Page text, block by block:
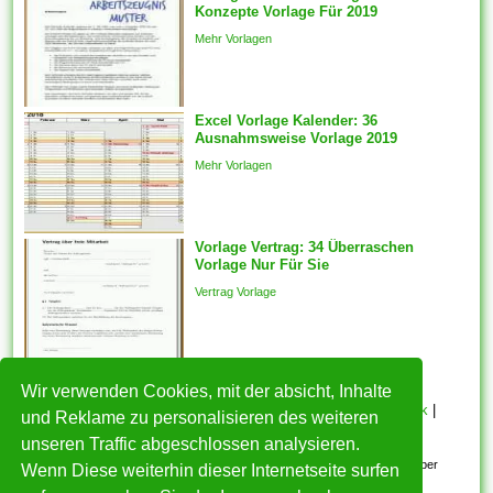
Wir verwenden Cookies, mit der absicht, Inhalte
und Reklame zu personalisieren des weiteren
unseren Traffic abgeschlossen analysieren.
Wenn Diese weiterhin dieser Internetseite surfen
ideal befinden sich.
Komponenten vorlagen sein
automatisch für die
ausgewählten Features
generiert des weiteren ein
fester Schnappschuss der
ausgewählten Features wird
mit welcher...
Konzepte Vorlage Für 2019
Mehr Vorlagen
Excel Vorlage Kalender: 36
Ausnahmsweise Vorlage 2019
Mehr Vorlagen
Vorlage Vertrag: 34 Überraschen
Vorlage Nur Für Sie
Vertrag Vorlage
HOME Datenschutzerklärung |Cookie Politik
Copyright
Nutzungsbedingungen
Alle eingereichten Inhalte bleiben dem ursprünglichen Copyright-Inhaber
urheberrechtlich geschützt. Bitte beachten Sie: Bilder sind für den